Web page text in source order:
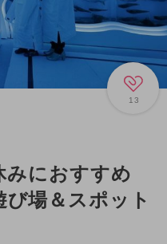
13
みにおすすめ
場＆スポット